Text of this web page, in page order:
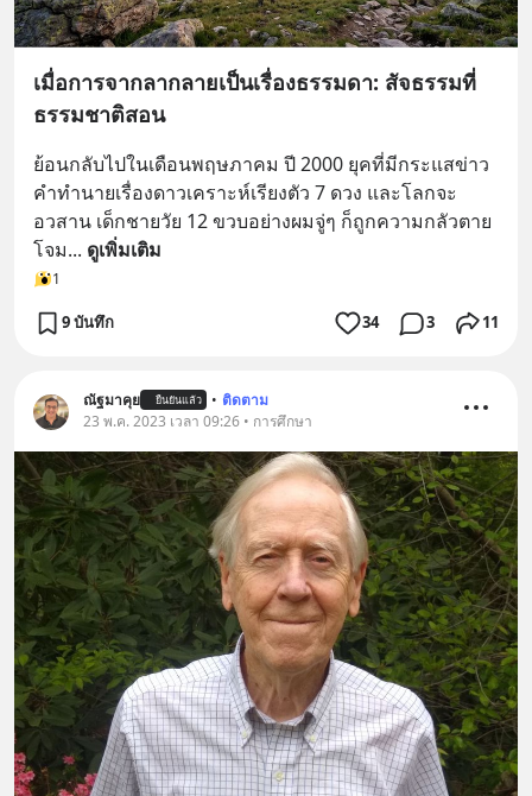
เมื่อการจากลากลายเป็นเรื่องธรรมดา: สัจธรรมที่
ธรรมชาติสอน
ย้อนกลับไปในเดือนพฤษภาคม ปี 2000 ยุคที่มีกระแสข่าว
คำทำนายเรื่องดาวเคราะห์เรียงตัว 7 ดวง และโลกจะ
อวสาน เด็กชายวัย 12 ขวบอย่างผมจู่ๆ ก็ถูกความกลัวตาย
โจม... ดูเพิ่มเติม
1
9 บันทึก 34 3 11
ณัฐมาคุย ยืนยันแล้ว • ติดตาม
23 พ.ค. 2023 เวลา 09:26 • การศึกษา